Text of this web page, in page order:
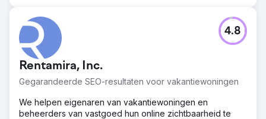
Rentamira, Inc.
Gegarandeerde SEO-resultaten voor vakantiewoningen
4.8
We helpen eigenaren van vakantiewoningen en
beheerders van vastgoed hun online zichtbaarheid te